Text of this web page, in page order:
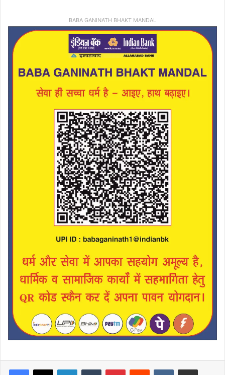
BABA GANINATH BHAKT MANDAL
LinkedInTumblr PinterestReddit VKontakteShare via Email